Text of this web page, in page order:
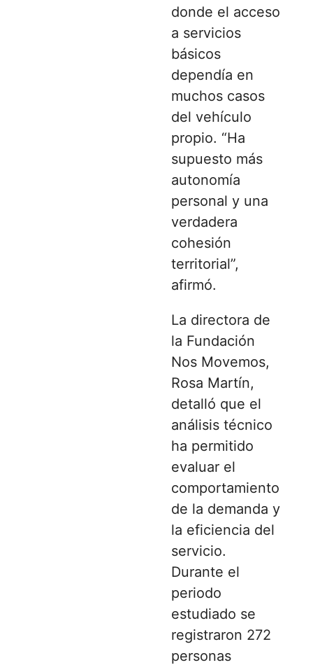
donde el acceso
a servicios
básicos
dependía en
muchos casos
del vehículo
propio. “Ha
supuesto más
autonomía
personal y una
verdadera
cohesión
territorial”,
afirmó.
La directora de
la Fundación
Nos Movemos,
Rosa Martín,
detalló que el
análisis técnico
ha permitido
evaluar el
comportamiento
de la demanda y
la eficiencia del
servicio.
Durante el
periodo
estudiado se
registraron 272
personas